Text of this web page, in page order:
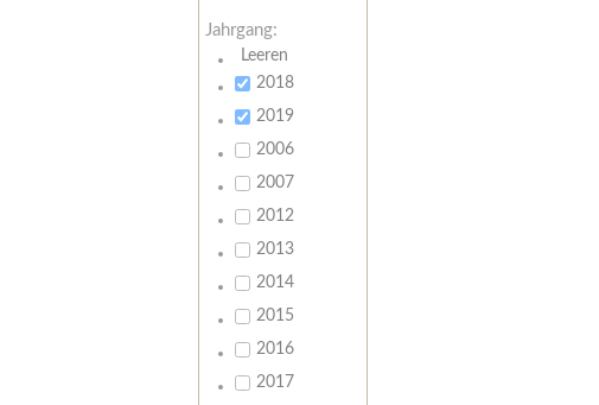
Jahrgang:
Leeren
2018
2019
2006
2007
2012
2013
2014
2015
2016
2017